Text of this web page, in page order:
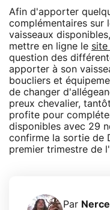
Afin d'apporter
complémentaires sur
vaisseaux
mettre en ligne le site
question des
apporter à son
boucliers et
de changer
preux chevalier,
profite pour
disponibles avec 29
confirme la sortie de
premier trimestre de
Par